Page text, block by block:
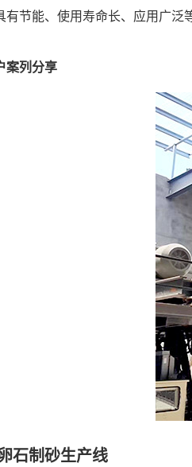
有节能、使用寿命长、应用广泛
案列分享
石制砂生产线